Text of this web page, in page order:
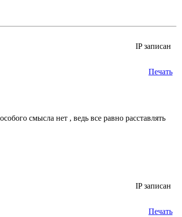
IP записан
Печать
смысла нет , ведь все равно расставлять
IP записан
Печать